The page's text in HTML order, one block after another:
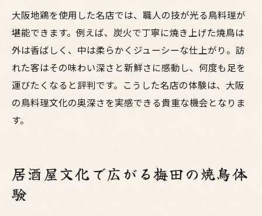
大阪地鶏を使用した名店では、職人の技が光る鳥料理が
堪能できます。例えば、炭火で丁寧に焼き上げた焼鳥は
外は香ばしく、中は柔らかくジューシーな仕上がり。訪
れた客はその味わい深さと新鮮さに感動し、何度も足を
運びたくなると評判です。こうした名店の体験は、大阪
の鳥料理文化の奥深さを実感できる貴重な機会となりま
す。
居酒屋文化で広がる梅田の焼鳥体
験